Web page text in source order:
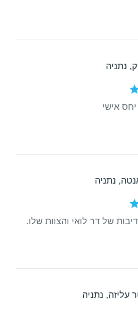
, נתניה
אישי
, נתניה
של דר לואי והצוות שלו.
עליזה, נתניה